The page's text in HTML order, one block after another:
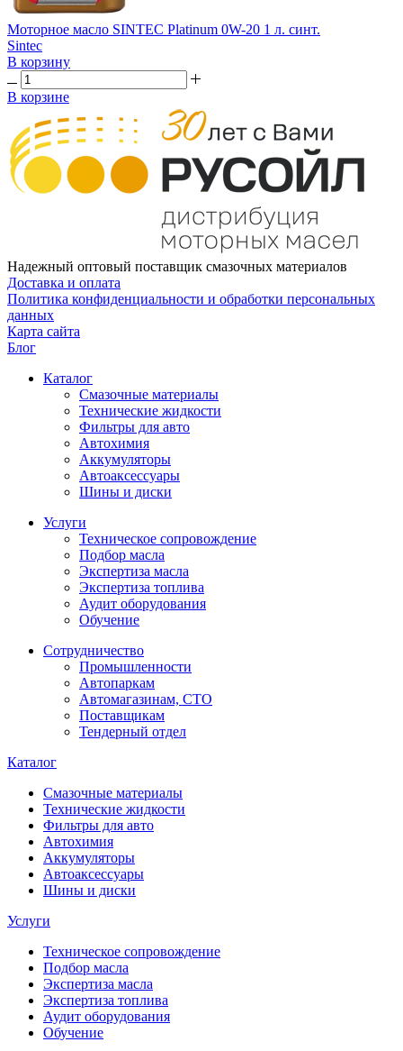
Моторное масло SINTEC Platinum 0W-20 1 л. синт.
Sintec
В корзину
В корзине
Надежный оптовый поставщик смазочных материалов
Доставка и оплата
Политика конфиденциальности и обработки персональных
данных
Карта сайта
Блог
Каталог
Смазочные материалы
Технические жидкости
Фильтры для авто
Автохимия
Аккумуляторы
Автоаксессуары
Шины и диски
Услуги
Техническое сопровождение
Подбор масла
Экспертиза масла
Экспертиза топлива
Аудит оборудования
Обучение
Сотрудничество
Промышленности
Автопаркам
Автомагазинам, СТО
Поставщикам
Тендерный отдел
Каталог
Смазочные материалы
Технические жидкости
Фильтры для авто
Автохимия
Аккумуляторы
Автоаксессуары
Шины и диски
Услуги
Техническое сопровождение
Подбор масла
Экспертиза масла
Экспертиза топлива
Аудит оборудования
Обучение